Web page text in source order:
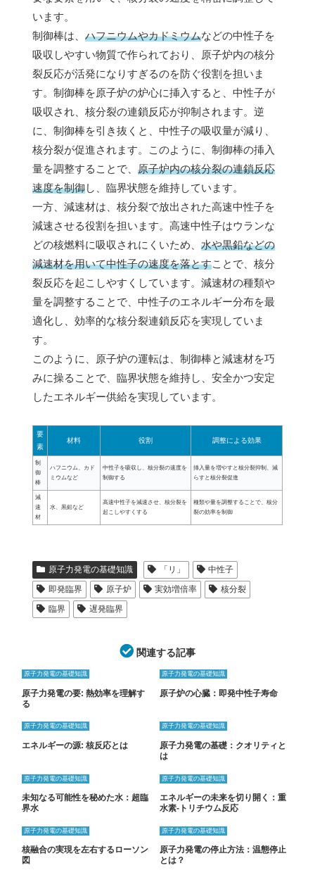
います。
制御棒は、 ハフニウムやカドミウムなどの中性子を
吸収しやすい物質で作られており、原子炉内の核分
裂反応が活発になりすぎるのを防ぐ役割を担いま
す。制御棒を原子炉の炉心に挿入すると、中性子が
吸収され、核分裂の連鎖反応が抑制されます。逆
に、制御棒を引き抜くと、中性子の吸収量が減り、
核分裂が促進されます。このように、制御棒の挿入
量を調整することで、 原子炉内の核分裂の連鎖反応
速度を制御し、臨界状態を維持しています。
一方、減速材は、核分裂で放出された高速中性子を
減速させる役割を担います。高速中性子はウランな
どの核燃料に吸収されにくいため、 水や黒鉛などの
減速材を用いて中性子の速度を落とすことで、核分
裂反応を起こしやすくしています。減速材の種類や
量を調整することで、中性子のエネルギー分布を最
適化し、効率的な核分裂連鎖反応を実現していま
す。
このように、原子炉の運転は、制御棒と減速材を巧
みに操ることで、臨界状態を維持し、安全かつ安定
したエネルギー供給を実現しています。
要
素
材料 役割 調整による効果
制
御
棒
ハフニウム、カド
ミウムなど
中性子を吸収し、核分裂の速度を
制御する
挿入量を増やすと核分裂抑制、減
らすと核分裂促進
減
速
材
水、黒鉛など
高速中性子を減速させ、核分裂を
起こしやすくする
種類や量を調整することで、核分
裂の効率を制御
原子力発電の基礎知識 「リ」
中性子
即発臨界
原子炉 実効増倍率
核分裂
臨界
遅発臨界
関連する記事
原子力発電の基礎知識
原子力発電の要: 熱効率を理解す
る
原子力発電の基礎知識
原子炉の心臓：即発中性子寿命
原子力発電の基礎知識
エネルギーの源: 核反応とは
原子力発電の基礎知識
原子力発電の基礎：クオリティと
は
原子力発電の基礎知識
未知なる可能性を秘めた水：超臨
界水
原子力発電の基礎知識
エネルギーの未来を切り開く：重
水素-トリチウム反応
原子力発電の基礎知識
核融合の実現を左右するローソン
図
原子力発電の基礎知識
原子力発電の停止方法：温態停止
とは？